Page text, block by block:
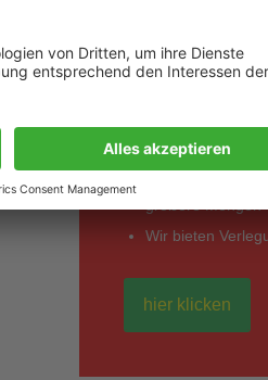
*Entdecken Sie
einem anderen
Angebot wird
unverbindlich &
größere
Wir bieten
hier klicken